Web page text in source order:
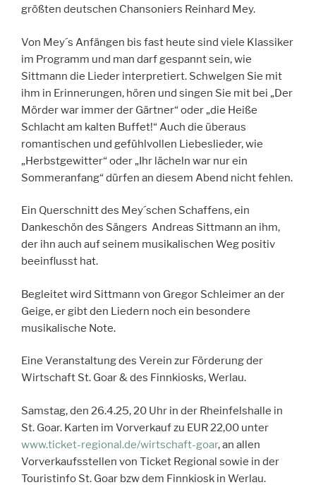
größten deutschen Chansoniers Reinhard Mey.
Von Mey´s Anfängen bis fast heute sind viele Klassiker
im Programm und man darf gespannt sein, wie
Sittmann die Lieder interpretiert. Schwelgen Sie mit
ihm in Erinnerungen, hören und singen Sie mit bei „Der
Mörder war immer der Gärtner“ oder „die Heiße
Schlacht am kalten Buffet!“ Auch die überaus
romantischen und gefühlvollen Liebeslieder, wie
„Herbstgewitter“ oder „Ihr lächeln war nur ein
Sommeranfang“ dürfen an diesem Abend nicht fehlen.
Ein Querschnitt des Mey´schen Schaffens, ein
Dankeschön des Sängers Andreas Sittmann an ihm,
der ihn auch auf seinem musikalischen Weg positiv
beeinflusst hat.
Begleitet wird Sittmann von Gregor Schleimer an der
Geige, er gibt den Liedern noch ein besondere
musikalische Note.
Eine Veranstaltung des Verein zur Förderung der
Wirtschaft St. Goar & des Finnkiosks, Werlau.
Samstag, den 26.4.25, 20 Uhr in der Rheinfelshalle in
St. Goar. Karten im Vorverkauf zu EUR 22,00 unter
www.ticket-regional.de/wirtschaft-goar, an allen
Vorverkaufsstellen von Ticket Regional sowie in der
Touristinfo St. Goar bzw dem Finnkiosk in Werlau.